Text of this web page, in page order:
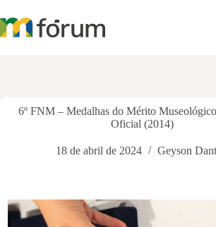
para
o
6º FNM – Medalhas do Mérito
Oficial (2014)
18 de abril de 2024 Geyson